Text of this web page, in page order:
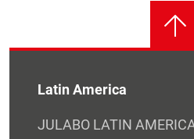
Latin America
JULABO LATIN